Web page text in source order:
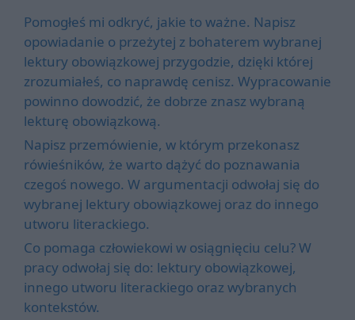
Pomogłeś mi odkryć, jakie to ważne. Napisz
opowiadanie o przeżytej z bohaterem wybranej
lektury obowiązkowej przygodzie, dzięki której
zrozumiałeś, co naprawdę cenisz. Wypracowanie
powinno dowodzić, że dobrze znasz wybraną
lekturę obowiązkową.
Napisz przemówienie, w którym przekonasz
rówieśników, że warto dążyć do poznawania
czegoś nowego. W argumentacji odwołaj się do
wybranej lektury obowiązkowej oraz do innego
utworu literackiego.
Co pomaga człowiekowi w osiągnięciu celu? W
pracy odwołaj się do: lektury obowiązkowej,
innego utworu literackiego oraz wybranych
kontekstów.